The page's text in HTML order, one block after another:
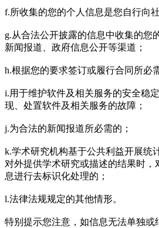
f.所收集的您的个人信息是您自行向
g.从合法公开披露的信息中收集的您
新闻报道、政府信息公开等渠道；
h.根据您的要求签订或履行合同所必
i.用于维护软件及相关服务的安全稳
现、处置软件及相关服务的故障；
j.为合法的新闻报道所必需的；
k.学术研究机构基于公共利益开展统
对外提供学术研究或描述的结果时
息进行去标识化处理的；
l.法律法规规定的其他情形。
特别提示您注意，如信息无法单独或